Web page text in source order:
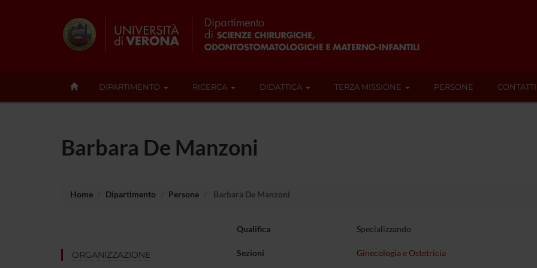
DIPARTIMENTO RICERCA DIDATTICA TERZA MISSIONE PERSONE CONTATTI
Barbara De Manzoni
Home Dipartimento Persone Barbara De Manzoni
ORGANIZZAZIONE
Qualifica Specializzando
Sezioni Ginecologia e Ostetricia